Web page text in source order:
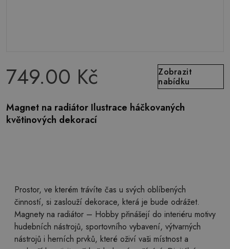
749.00 Kč
Zobrazit
nabídku
Magnet na radiátor Ilustrace háčkovaných
květinových dekorací
Prostor, ve kterém trávíte čas u svých oblíbených
činností, si zaslouží dekorace, která je bude odrážet.
Magnety na radiátor – Hobby přinášejí do interiéru motivy
hudebních nástrojů, sportovního vybavení, výtvarných
nástrojů i herních prvků, které oživí vaši místnost a